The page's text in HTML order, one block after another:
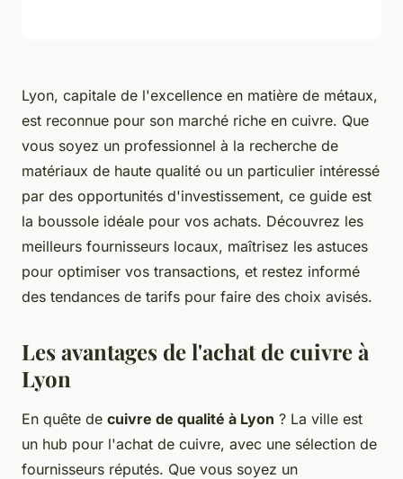
Lyon, capitale de l'excellence en matière de métaux,
est reconnue pour son marché riche en cuivre. Que
vous soyez un professionnel à la recherche de
matériaux de haute qualité ou un particulier intéressé
par des opportunités d'investissement, ce guide est
la boussole idéale pour vos achats. Découvrez les
meilleurs fournisseurs locaux, maîtrisez les astuces
pour optimiser vos transactions, et restez informé
des tendances de tarifs pour faire des choix avisés.
Les avantages de l'achat de cuivre à
Lyon
En quête de cuivre de qualité à Lyon ? La ville est
un hub pour l'achat de cuivre, avec une sélection de
fournisseurs réputés. Que vous soyez un